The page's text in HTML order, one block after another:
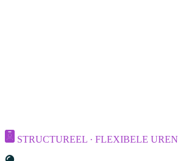
STRUCTUREEL · FLEXIBELE UREN